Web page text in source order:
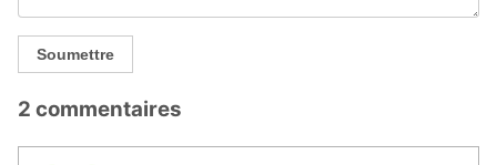
Soumettre
2 commentaires